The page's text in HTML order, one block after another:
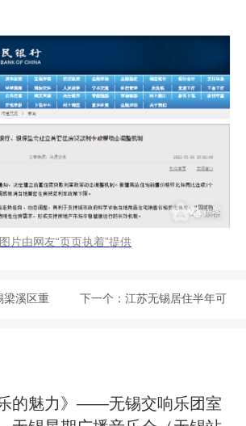
图片由网友“页页执着”提供
梁溪区重 下一个： 江苏无锡居住半年可
乐的魅力》——无锡交响乐团室